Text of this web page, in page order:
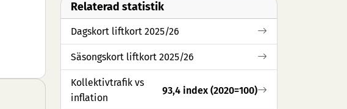
Relaterad statistik
Dagskort liftkort 2025/26
Säsongskort liftkort 2025/26
Kollektivtrafik vs
inflation
93,4 index (2020=100)